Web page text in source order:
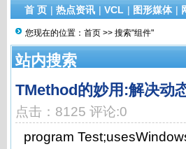
首 页 | 热点资讯 | VCL | 图形媒体 |
您现在的位置： 首页 >> 搜索"组件"
站内搜索
TMethod的妙用:解决动
点击：8125 评论:0
program